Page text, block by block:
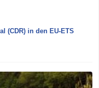
(CDR) in den EU-ETS